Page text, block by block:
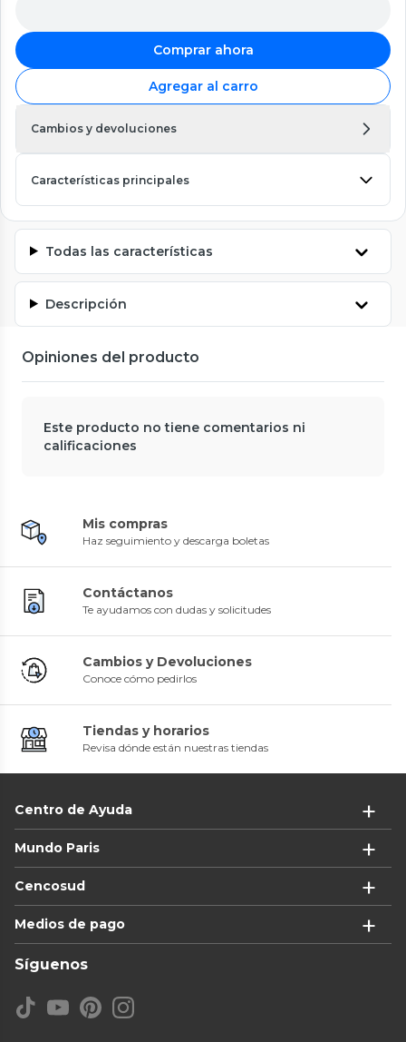
Comprar ahora
Agregar al carro
Cambios y devoluciones
Características principales
Todas las características
Descripción
Opiniones del producto
Este producto no tiene comentarios ni
calificaciones
Mis compras
Haz seguimiento y descarga boletas
Contáctanos
Te ayudamos con dudas y solicitudes
Cambios y Devoluciones
Conoce cómo pedirlos
Tiendas y horarios
Revisa dónde están nuestras tiendas
Centro de Ayuda
Mundo Paris
Cencosud
Medios de pago
Síguenos